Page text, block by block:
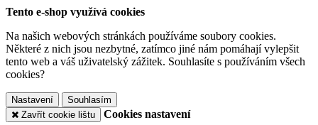
Tento e-shop využívá cookies
Na našich webových stránkách používáme soubory cookies.
Některé z nich jsou nezbytné, zatímco jiné nám pomáhají vylepšit
tento web a váš uživatelský zážitek. Souhlasíte s používáním všech
cookies?
Nastavení
Souhlasím
Zavřít cookie lištu
Cookies nastavení